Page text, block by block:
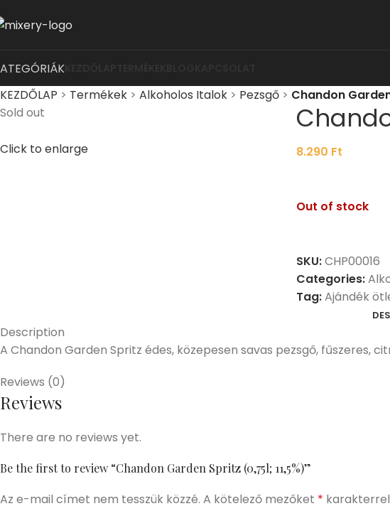
KEZDŐLAP > Termékek > Alkoholos Italok > Pezsgő > Chandon
Sold out
Click to enlarge 8.290 Ft
Out of stock
SKU:CHP00016
Categories:
Tag:Ajándék
Description
A Chandon Garden Spritz édes, közepesen savas pezsgő, fűszeres,
Reviews (0)
Reviews
There are no reviews yet.
Be the first to review “Chandon Garden Spritz (0,75l; 11,5%)”
Az e-mail címet nem tesszük közzé. A kötelező mezőket *